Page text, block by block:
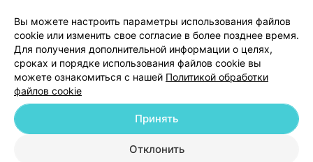
Обработка персональных данных
© 2026 ООО «Артокс Лаб», УНП 191700409
| 220012, Республика Беларусь,
Вы можете настроить параметры использования файлов
cookie или изменить свое согласие в более позднее время.
Для получения дополнительной информации о целях,
сроках и порядке использования файлов cookie вы
можете ознакомиться с нашей Политикой обработки
файлов cookie
Отклонить
Принять